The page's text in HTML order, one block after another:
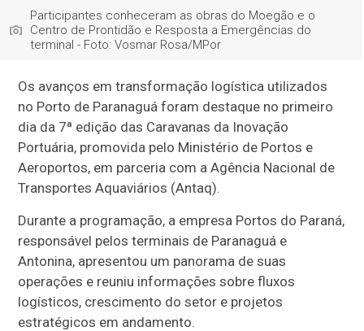
Participantes conheceram as obras do Moegão e o
Centro de Prontidão e Resposta a Emergências do
terminal - Foto: Vosmar Rosa/MPor
Os avanços em transformação logística utilizados
no Porto de Paranaguá foram destaque no primeiro
dia da 7ª edição das Caravanas da Inovação
Portuária, promovida pelo Ministério de Portos e
Aeroportos, em parceria com a Agência Nacional de
Transportes Aquaviários (Antaq).
Durante a programação, a empresa Portos do Paraná,
responsável pelos terminais de Paranaguá e
Antonina, apresentou um panorama de suas
operações e reuniu informações sobre fluxos
logísticos, crescimento do setor e projetos
estratégicos em andamento.